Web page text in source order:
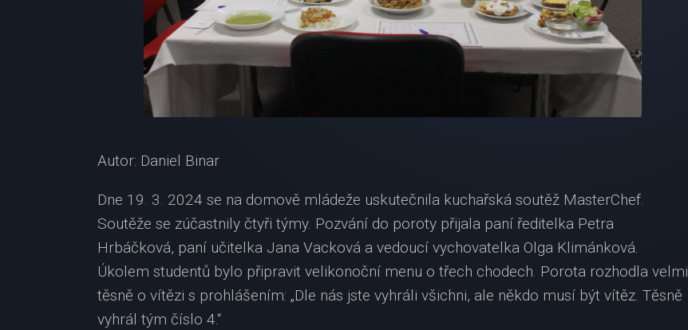
Autor: Daniel Binar
Dne 19. 3. 2024 se na domově mládeže uskutečnila kuchařská soutěž MasterChef.
Soutěže se zúčastnily čtyři týmy. Pozvání do poroty přijala paní ředitelka Petra
Hrbáčková, paní učitelka Jana Vacková a vedoucí vychovatelka Olga Klimánková.
Úkolem studentů bylo připravit velikonoční menu o třech chodech. Porota rozhodla velmi
těsně o vítězi s prohlášením: „Dle nás jste vyhráli všichni, ale někdo musí být vítěz. Těsně
vyhrál tým číslo 4.“